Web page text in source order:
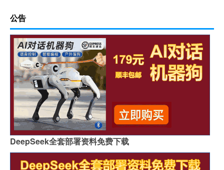
公告
DeepSeek全套部署资料免费下载